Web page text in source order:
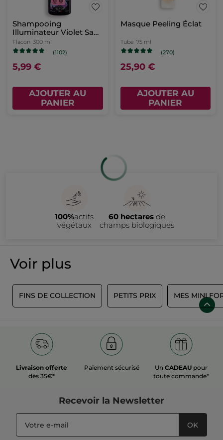
Shampooing
Illuminateur Violet Sans
Sulfate
Flacon 300 ml
(1102)
5,99 €
AJOUTER AU
PANIER
Masque Peeling Éclat
Tube 75 ml
(270)
25,90 €
AJOUTER AU
PANIER
100%actifs
végétaux
60 hectares de
champs biologiques
Voir plus
FINS DE COLLECTION PETITS PRIX MES MINI
Livraison offerte
dès 35€*
Paiement sécurisé UnCADEAU pour
toute commande*
Recevoir la Newsletter
OK